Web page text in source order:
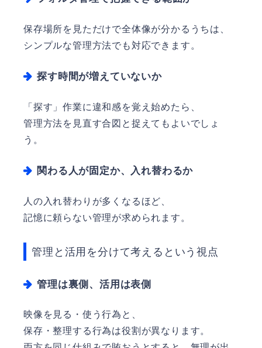
保存場所を見ただけで全体像が分かるうちは、
シンプルな管理方法でも対応できます。
探す時間が増えていないか
「探す」作業に違和感を覚え始めたら、
管理方法を見直す合図と捉えてもよいでしょ
う。
関わる人が固定か、入れ替わるか
人の入れ替わりが多くなるほど、
記憶に頼らない管理が求められます。
管理と活用を分けて考えるという視点
管理は裏側、活用は表側
映像を見る・使う行為と、
保存・整理する行為は役割が異なります。